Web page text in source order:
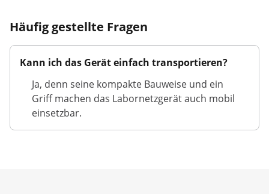
Häufig gestellte Fragen
Kann ich das Gerät einfach transportieren?
Ja, denn seine kompakte Bauweise und ein
Griff machen das Labornetzgerät auch mobil
einsetzbar.